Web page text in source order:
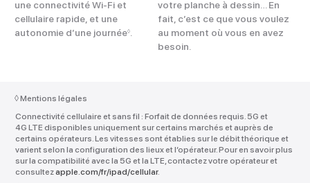
une connectivité Wi‑Fi et
cellulaire rapide, et une
autonomie d’une journée◊
votre planche à dessin… En
fait, c’est ce que vous voulez
au moment où vous en avez
besoin.
◊Mentions légales
Connectivité cellulaire et sans fil : Forfait de données requis. 5G et
4G LTE disponibles uniquement sur certains marchés et auprès de
certains opérateurs. Les vitesses sont établies sur le débit théorique et
varient selon la configuration des lieux et l’opérateur. Pour en savoir plus
sur la compatibilité avec la 5G et la LTE, contactez votre opérateur et
consultezapple.com/fr/ipad/cellular.